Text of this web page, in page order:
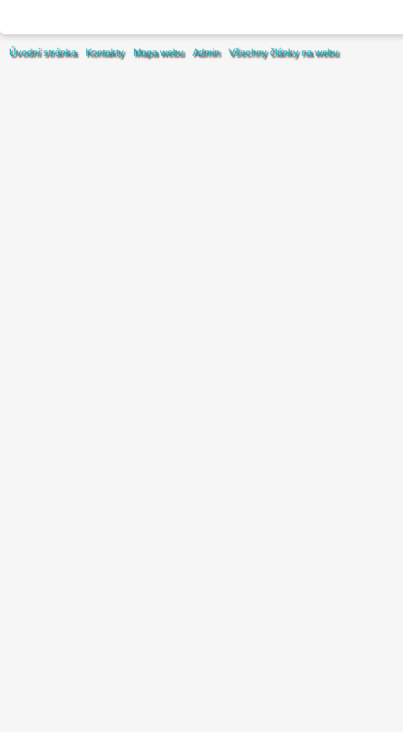
Úvodní stránka Kontakty Mapa webu Admin Všechny články na webu